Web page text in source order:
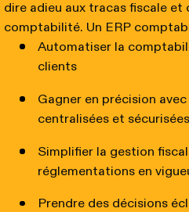
dire adieu aux tracas fiscale
comptabilité. Un ERP
Automatiser la
clients
Gagner en précision
centralisées et sécurisées
Simplifier la gestion
réglementations en
Prendre des décisions